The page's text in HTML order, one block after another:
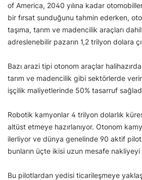
of America, 2040 yılına kadar
bir fırsat sunduğunu tahmin ederken,
taşıma, tarım ve madencilik araçları
adreslenebilir pazarın 1,2 trilyon dolara
Bazı arazi tipi otonom araçlar
tarım ve madencilik gibi sektörlerde
işçilik maliyetlerinde 50% tasarruf
Robotik kamyonlar 4 trilyon dolarlık
altüst etmeye hazırlanıyor. Otonom
ilerliyor ve dünya genelinde 90 aktif
bunların üçte ikisi uzun mesafe
Bu pilotlardan yedisi ticarileşmeye